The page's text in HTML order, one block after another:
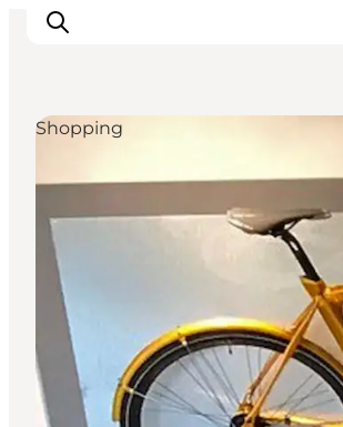
Inspiratie
Bestemmingen
Wat te doen
Accommodaties
Plan je reis
Shopping